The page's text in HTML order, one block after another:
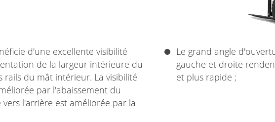
d'une excellente visibilité
de la largeur intérieure du
du mât intérieur. La visibilité
par l'abaissement du
l'arrière est améliorée par la
Le grand angle
gauche et droite
et plus rapide ;